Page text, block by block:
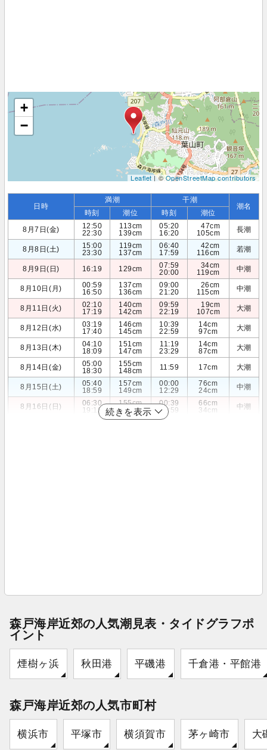
+
−
Leaflet| ©OpenStreetMap contributors
日時
満潮 干潮
潮名
時刻 潮位 時刻
潮位
8月7日(金)
12:50
22:30
113cm
139cm
05:20
16:20
47cm
105cm
長潮
8月8日(土)
15:00
23:30
119cm
137cm
06:40
17:59
42cm
116cm
若潮
8月9日(日) 16:19 129cm
07:59
20:00
34cm
119cm
中潮
8月10日(月)
00:59
16:50
137cm
136cm
09:00
21:20
26cm
115cm
中潮
8月11日(火)
02:10
17:19
140cm
142cm
09:59
22:19
19cm
107cm
大潮
8月12日(水)
03:19
17:40
146cm
145cm
10:39
22:59
14cm
97cm
大潮
8月13日(木)
04:10
18:09
151cm
147cm
11:19
23:29
14cm
87cm
大潮
8月14日(金)
05:00
18:30
155cm
148cm
11:59 17cm 大潮
8月15日(土)
05:40
18:59
157cm
149cm
00:00
12:29
76cm
24cm
中潮
8月16日(日)
06:30
19:19
155cm
149cm
00:39
12:59
66cm
34cm
中潮
続きを表示
森戸海岸近郊の人気潮見表・タイドグラフポ
イント
煙樹ヶ浜 秋田港 平磯港 千倉港・平館港
森戸海岸近郊の人気市町村
横浜市 平塚市 横須賀市 茅ヶ崎市 大